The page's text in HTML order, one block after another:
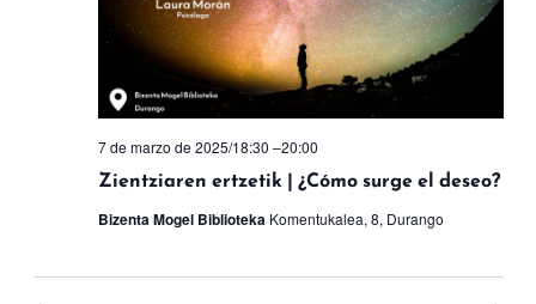
7 de marzo de 2025/18:30 –20:00
Zientziaren ertzetik | ¿Cómo surge el deseo?
Bizenta Mogel Biblioteka Komentukalea, 8, Durango